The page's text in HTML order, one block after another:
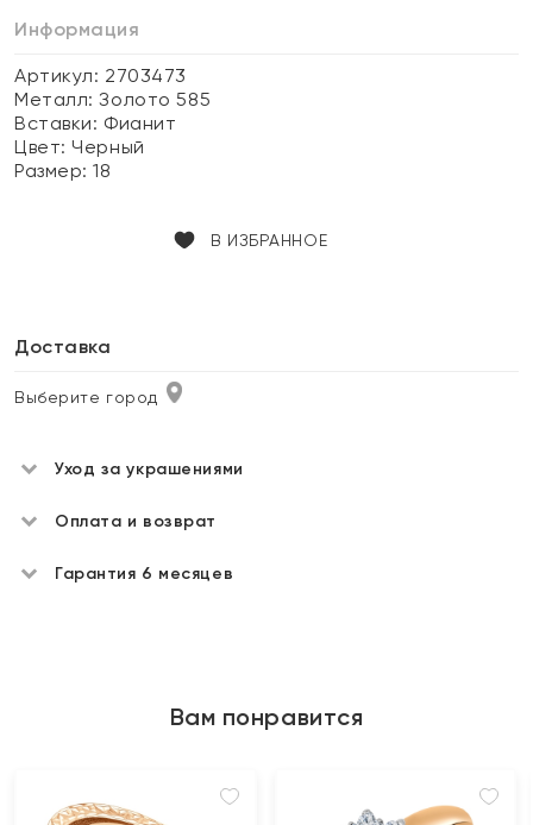
Информация
Артикул: 2703473
Металл:Золото 585
Вставки: Фианит
Цвет:Черный
Размер:18
В ИЗБРАННОЕ
Доставка
Выберите город
Уход за украшениями
Оплата и возврат
Гарантия 6 месяцев
Вам понравится